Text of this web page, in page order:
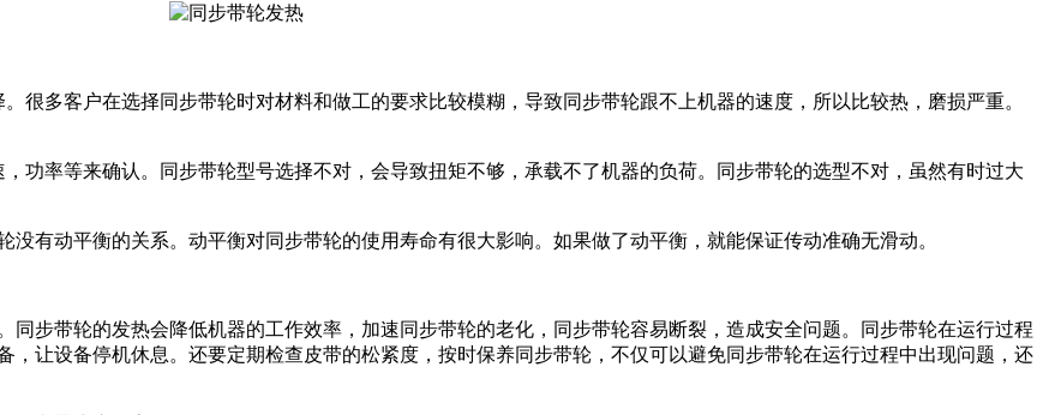
很多客户在选择同步带轮时对材料和做工的要求比较模糊，导致同步带轮跟不上机器的速度，所以比较热，磨损严重。
功率等来确认。同步带轮型号选择不对，会导致扭矩不够，承载不了机器的负荷。同步带轮的选型不对，虽然有时过大
有动平衡的关系。动平衡对同步带轮的使用寿命有很大影响。如果做了动平衡，就能保证传动准确无滑动。
同步带轮的发热会降低机器的工作效率，加速同步带轮的老化，同步带轮容易断裂，造成安全问题。同步带轮在运行过程
让设备停机休息。还要定期检查皮带的松紧度，按时保养同步带轮，不仅可以避免同步带轮在运行过程中出现问题，还